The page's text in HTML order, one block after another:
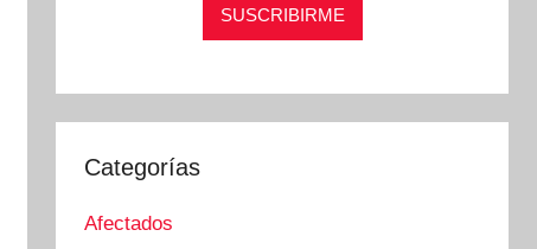
Categorías
Afectados